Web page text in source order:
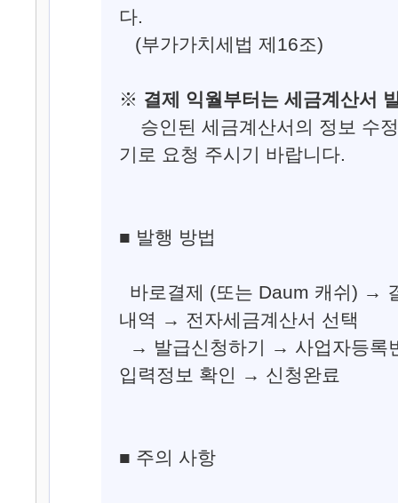
다.
(부가가치세법 제16조)
※ 결제 익월부터는 세금계산서
승인된 세금계산서의 정보 수
기로 요청 주시기 바랍니다.
■ 발행 방법
바로결제 (또는 Daum 캐쉬) →
내역 → 전자세금계산서 선택
→ 발급신청하기 → 사업자등
입력정보 확인 → 신청완료
■ 주의 사항